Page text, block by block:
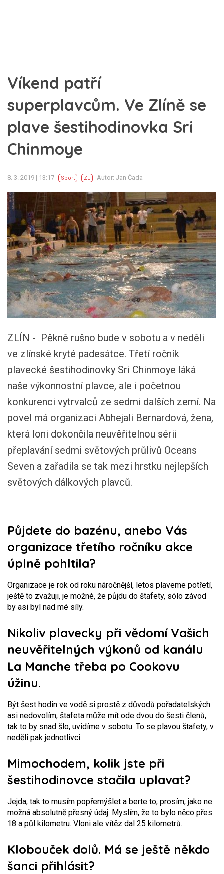
Víkend patří
superplavcům. Ve Zlíně se
plave šestihodinovka Sri
Chinmoye
8. 3. 2019 | 13:17 Sport ZL Autor: Jan Čada
ZLÍN - Pěkně rušno bude v sobotu a v neděli
ve zlínské kryté padesátce. Třetí ročník
plavecké šestihodinovky Sri Chinmoye láká
naše výkonnostní plavce, ale i početnou
konkurenci vytrvalců ze sedmi dalších zemí. Na
povel má organizaci Abhejali Bernardová, žena,
která loni dokončila neuvěřitelnou sérii
přeplavání sedmi světových průlivů Oceans
Seven a zařadila se tak mezi hrstku nejlepších
světových dálkových plavců.
Půjdete do bazénu, anebo Vás
organizace třetího ročníku akce
úplně pohltila?
Organizace je rok od roku náročnější, letos plaveme potřetí,
ještě to zvažuji, je možné, že půjdu do štafety, sólo závod
by asi byl nad mé síly.
Nikoliv plavecky při vědomí Vašich
neuvěřitelných výkonů od kanálu
La Manche třeba po Cookovu
úžinu.
Být šest hodin ve vodě si prostě z důvodů pořadatelských
asi nedovolím, štafeta může mít ode dvou do šesti členů,
tak to by snad šlo, uvidíme v sobotu. To se plavou štafety, v
neděli pak jednotlivci.
Mimochodem, kolik jste při
šestihodinovce stačila uplavat?
Jejda, tak to musím popřemýšlet a berte to, prosím, jako ne
možná absolutně přesný údaj. Myslím, že to bylo něco přes
18 a půl kilometru. Vloni ale vítěz dal 25 kilometrů.
Klobouček dolů. Má se ještě někdo
šanci přihlásit?